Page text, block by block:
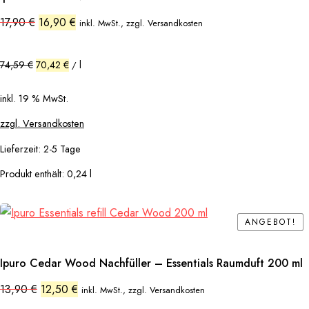
17,90€ Ursprünglicher
Preis
17,90 €
16,90€ Aktueller
Preis
inkl. MwSt., zzgl. Versandkosten
74,59€ 70,42 € / l
inkl. 19 % MwSt.
zzgl. Versandkosten
Lieferzeit: 2-5 Tage
Produkt enthält: 0,24 l
ANGEBOT!
ANGEBOT!
Ipuro Cedar Wood Nachfüller – Essentials Raumduft 200 ml
13,90€ Ursprünglicher
Preis
12,50€ Aktueller
Preis
inkl. MwSt., zzgl. Versandkosten